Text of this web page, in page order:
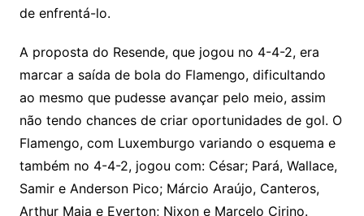
de enfrentá-lo.
A proposta do Resende, que jogou no 4-4-2, era
marcar a saída de bola do Flamengo, dificultando
ao mesmo que pudesse avançar pelo meio, assim
não tendo chances de criar oportunidades de gol. O
Flamengo, com Luxemburgo variando o esquema e
também no 4-4-2, jogou com: César; Pará, Wallace,
Samir e Anderson Pico; Márcio Araújo, Canteros,
Arthur Maia e Everton; Nixon e Marcelo Cirino.